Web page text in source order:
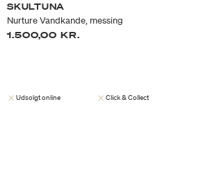
SKULTUNA
Nurture Vandkande, messing
1.500,00 KR.
Udsolgt online Click & Collect